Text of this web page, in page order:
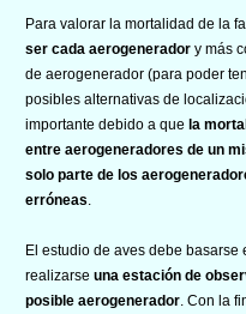
Para valorar la mortalidad de la
ser cada aerogenerador y más
de aerogenerador (para poder
posibles alternativas de
importante debido a que la
entre aerogeneradores de un
solo parte de los
erróneas
El estudio de aves debe
realizarse una estación de
posible aerogenerador . Con la